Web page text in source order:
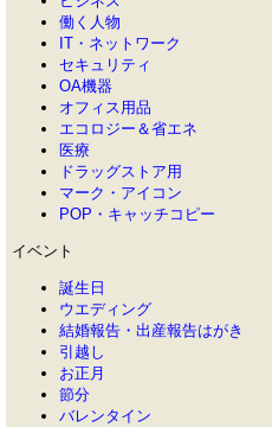
働く人物
IT・ネットワーク
セキュリティ
OA機器
オフィス用品
エコロジー＆省エネ
医療
ドラッグストア用
マーク・アイコン
POP・キャッチコピー
イベント
誕生日
ウエディング
結婚報告・出産報告はがき
引越し
お正月
節分
バレンタイン